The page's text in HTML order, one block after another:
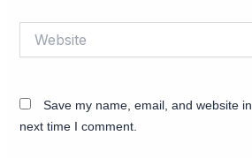
Save my name, email, and website
next time I comment.